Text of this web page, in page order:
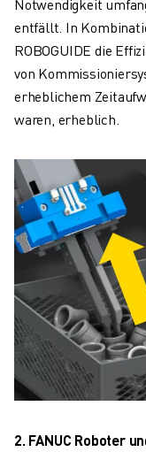
NACHHALTIGKEIT
GESTALTEN SIE IHRE
JETZT BEWERBEN »
KONTAKT
KONTAKT
STANDORTE
IMPRESSUM
entfällt. In
ROBOGUIDE die
von
erheblichem
waren, erheblich.
2. FANUC Roboter